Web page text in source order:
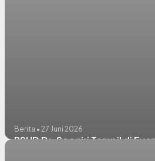
Berita • 27 Juni 2026
RSUD Dr. Soegiri Tampil di